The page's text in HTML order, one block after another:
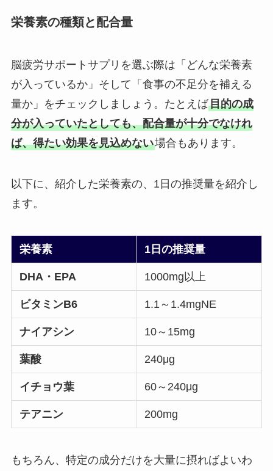
栄養素の種類と配合量
脳疲労サポートサプリを選ぶ際は「どんな栄養素
が入っているか」そして「食事の不足分を補える
量か」をチェックしましょう。たとえば目的の成
分が入っていたとしても、配合量が十分でなけれ
ば、得たい効果を見込めない場合もあります。
以下に、紹介した栄養素の、1日の推奨量を紹介し
ます。
栄養素 1日の推奨量
DHA・EPA 1000mg以上
ビタミンB6 1.1～1.4mgNE
ナイアシン 10～15mg
葉酸 240μg
イチョウ葉 60～240μg
テアニン 200mg
もちろん、特定の成分だけを大量に摂ればよいわ